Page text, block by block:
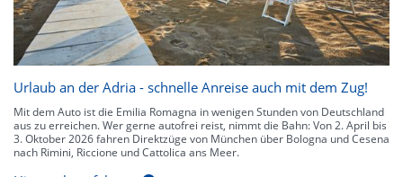
Urlaub an der Adria - schnelle Anreise auch mit dem Zug!
Mit dem Auto ist die Emilia Romagna in wenigen Stunden von Deutschland
aus zu erreichen. Wer gerne autofrei reist, nimmt die Bahn: Von 2. April bis
3. Oktober 2026 fahren Direktzüge von München über Bologna und Cesena
nach Rimini, Riccione und Cattolica ans Meer.